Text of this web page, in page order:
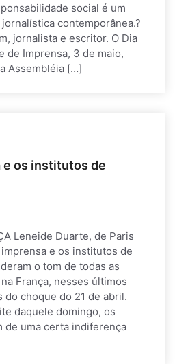
social é um
contemporânea.?
jornalista e escritor. O Dia
de Imprensa, 3 de maio,
Assembléia […]
e os institutos de
Leneide Duarte, de Paris
e os institutos de
o tom de todas as
França, nesses últimos
do choque do 21 de abril.
daquele domingo, os
de uma certa indiferença